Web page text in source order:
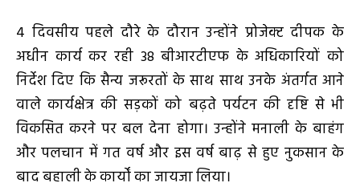
4 दिवसीय पहले दौरे के दौरान उन्होंने प्रोजेक्ट दीपक के
अधीन कार्य कर रही 38 बीआरटीएफ के अधिकारियों को
निर्देश दिए कि सैन्य जरूरतों के साथ साथ उनके अंतर्गत आने
वाले कार्यक्षेत्र की सड़कों को बढ़ते पर्यटन की दृष्टि से भी
विकसित करने पर बल देना होगा। उन्होंने मनाली के बाहंग
और पलचान में गत वर्ष और इस वर्ष बाढ़ से हुए नुकसान के
बाद बहाली के कार्यों का जायजा लिया।